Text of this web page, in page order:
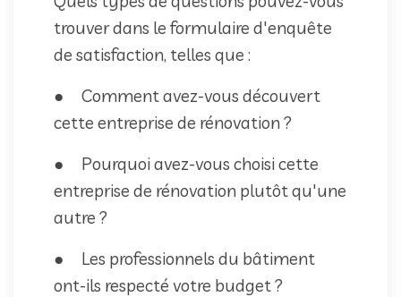
trouver dans le formulaire d'enquête
de satisfaction, telles que :
● Comment avez-vous découvert
cette entreprise de rénovation ?
● Pourquoi avez-vous choisi cette
entreprise de rénovation plutôt qu'une
autre ?
● Les professionnels du bâtiment
ont-ils respecté votre budget ?